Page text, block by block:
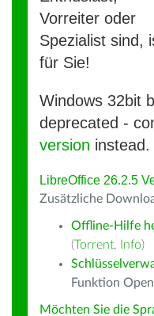
Vorreiter oder
Spezialist sind,
für Sie!
Windows 32bit
deprecated -
version instead.
LibreOffice 26.2.5
Zusätzliche
Offline-Hilfe
(Torrent, Info)
Funktion
Möchten Sie die